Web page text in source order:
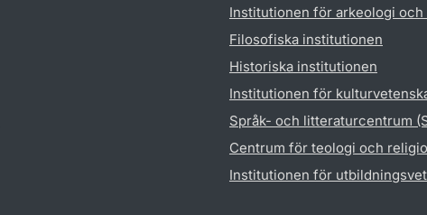
Institutionen för arkeologi
Filosofiska institutionen
Historiska institutionen
Institutionen för
Språk- och litteraturcentrum
Centrum för teologi och
Institutionen för